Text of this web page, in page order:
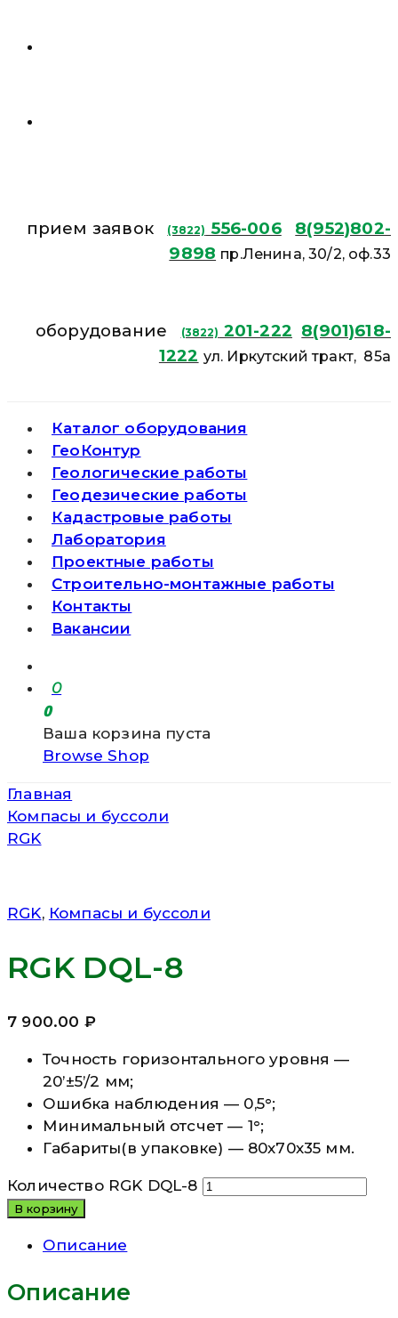
прием заявок (3822) 556-006
8(952)802-
9898 пр.Ленина, 30/2, оф.33
оборудование (3822) 201-222 8(901)618-
1222 ул. Иркутский тракт, 85а
Каталог оборудования
ГеоКонтур
Геологические работы
Геодезические работы
Кадастровые работы
Лаборатория
Проектные работы
Строительно-монтажные работы
Контакты
Вакансии
0
0
Ваша корзина пуста
Browse Shop
Главная
Компасы и буссоли
RGK
RGK, Компасы и буссоли
RGK DQL-8
7 900.00 ₽
Точность горизонтального уровня —
20’±5’/2 мм;
Ошибка наблюдения — 0,5°;
Минимальный отсчет — 1°;
Габариты(в упаковке) — 80х70х35 мм.
Количество RGK DQL-8
В корзину
Описание
Описание